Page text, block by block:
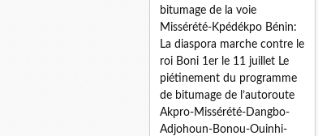
bitumage de la voie
Missérété-Kpédékpo Bénin:
La diaspora marche contre le
roi Boni 1er le 11 juillet Le
piétinement du programme
de bitumage de l’autoroute
Akpro-Missérété-Dangbo-
Adjohoun-Bonou-Ouinhi-